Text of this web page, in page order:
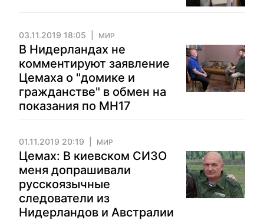
03.11.2019 18:05 МИР
В Нидерландах не
комментируют заявление
Цемаха о "домике и
гражданстве" в обмен на
показания по MH17
01.11.2019 20:19 МИР
Цемах: В киевском СИЗО
меня допрашивали
русскоязычные
следователи из
Нидерландов и Австралии